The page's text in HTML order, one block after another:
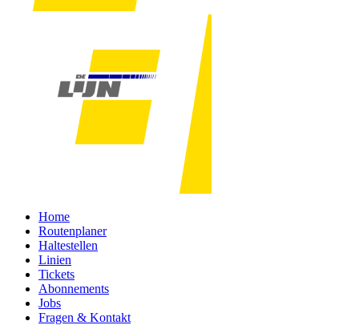
Home
Routenplaner
Haltestellen
Linien
Tickets
Abonnements
Jobs
Fragen & Kontakt